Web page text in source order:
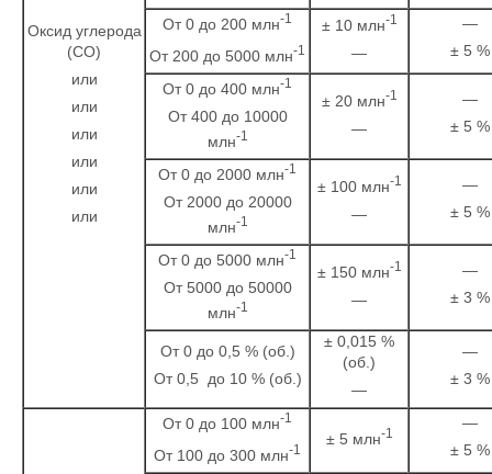
Оксид углерода
(CО)
или
или
или
или
или
или
От 0 до 200 млн-1
От 200 до 5000 млн-1
± 10 млн-1
—
—
± 5 %
От 0 до 400 млн-1
От 400 до 10000
млн-1
± 20 млн-1
—
—
± 5 %
От 0 до 2000 млн-1
От 2000 до 20000
млн-1
± 100 млн-1
—
—
± 5 %
От 0 до 5000 млн-1
От 5000 до 50000
млн-1
± 150 млн-1
—
—
± 3 %
От 0 до 0,5 % (об.)
От 0,5 до 10 % (об.)
± 0,015 %
(об.)
—
—
± 3 %
От 0 до 100 млн-1
От 100 до 300 млн-1
± 5 млн-1
—
± 5 %